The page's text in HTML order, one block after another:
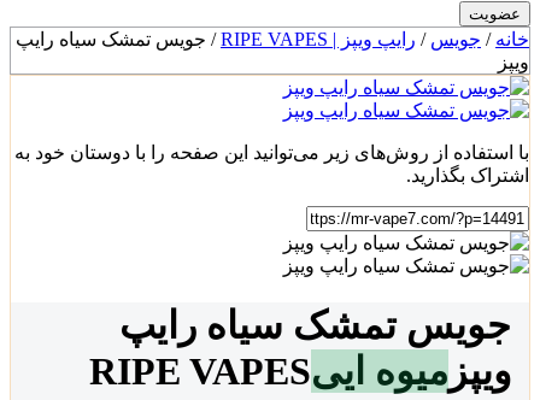
خانه / جویس / رایپ ویپز | RIPE VAPES
/ جویس تمشک سیاه رایپ
ویپز
با استفاده از روش‌های زیر می‌توانید این صفحه را با دوستان خود به
اشتراک بگذارید.
جویس تمشک سیاه رایپ
ویپز میوه اییRIPE VAPES